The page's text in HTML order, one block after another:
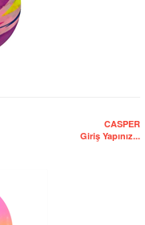
CASPER
Giriş Yapınız...